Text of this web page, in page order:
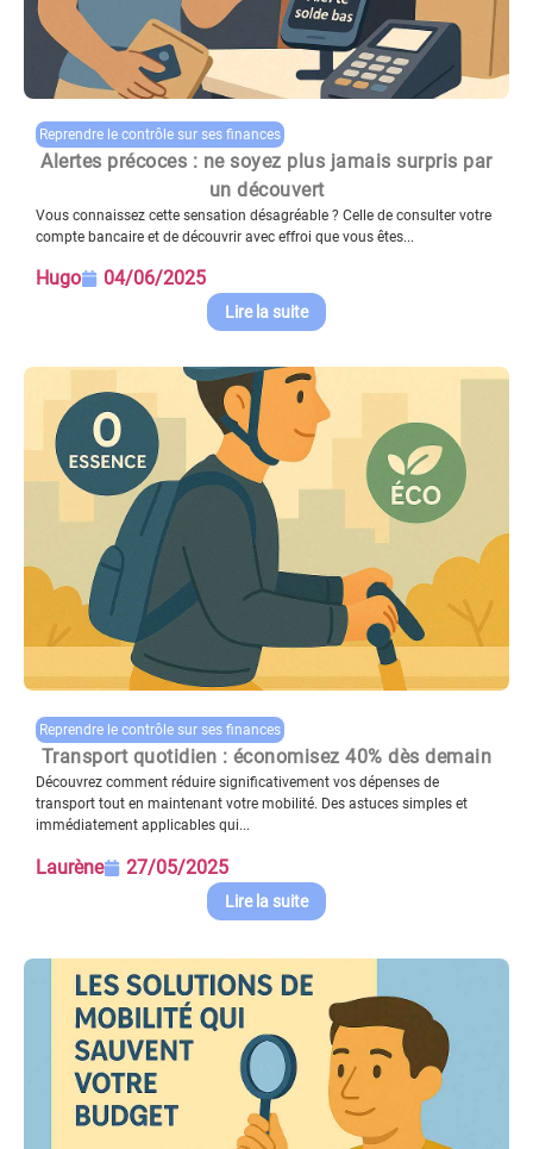
Reprendre le contrôle sur ses finances
Alertes précoces : ne soyez plus jamais surpris par
un découvert
Vous connaissez cette sensation désagréable ? Celle de consulter votre
compte bancaire et de découvrir avec effroi que vous êtes...
Hugo 04/06/2025
Lire la suite
Reprendre le contrôle sur ses finances
Transport quotidien : économisez 40% dès demain
Découvrez comment réduire significativement vos dépenses de
transport tout en maintenant votre mobilité. Des astuces simples et
immédiatement applicables qui...
Laurène 27/05/2025
Lire la suite